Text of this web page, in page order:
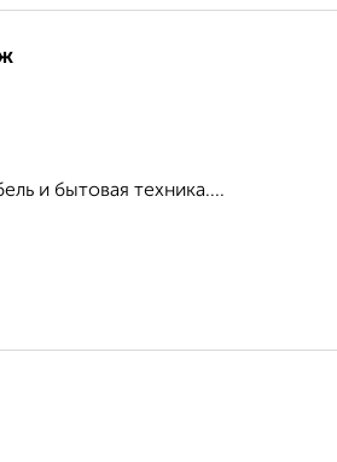
и бытовая техника....